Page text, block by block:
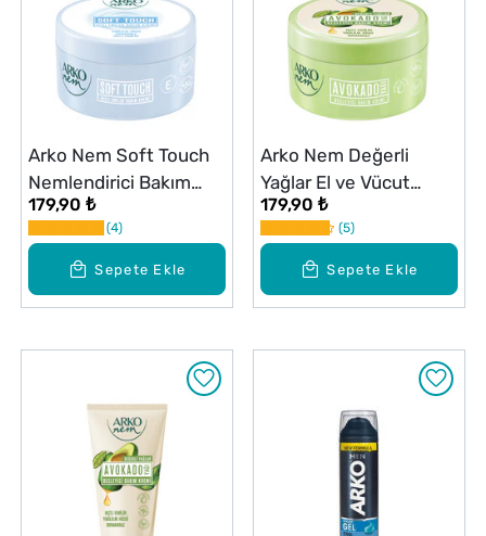
Sepete Ekle
Arko Nem Soft Touch
Nemlendirici Bakım
Kremi 250 ml
179,90 ₺
4
Sepete Ekle
Arko Nem Değerli
Yağlar El ve Vücut
Krem Avokado 250 ml
179,90 ₺
5